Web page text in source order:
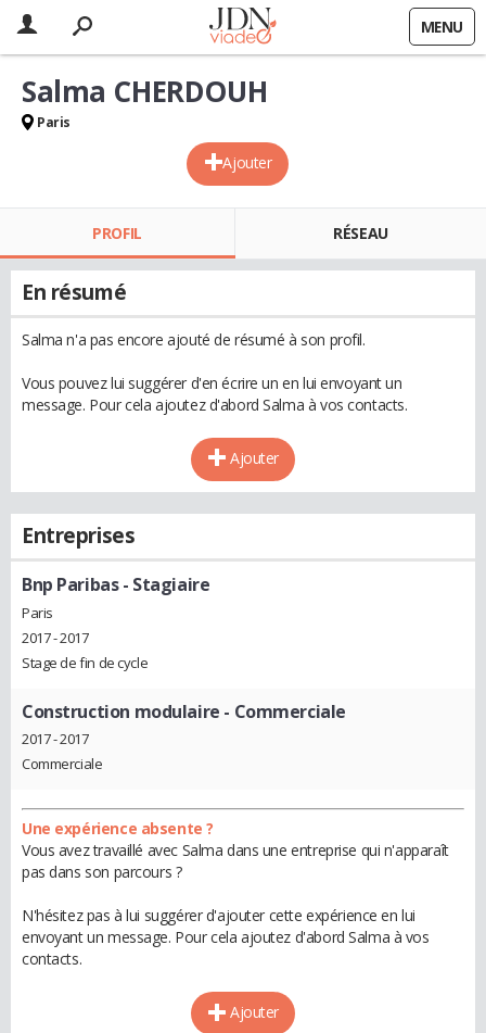
MENU
Ajouter
Salma CHERDOUH
Paris
PROFIL RÉSEAU
En résumé
Salma n'a pas encore ajouté de résumé à son profil.
Vous pouvez lui suggérer d'en écrire un en lui envoyant un
message. Pour cela ajoutez d'abord Salma à vos contacts.
Ajouter
Entreprises
Bnp Paribas- Stagiaire
Paris
2017 - 2017
Stage de fin de cycle
Construction modulaire - Commerciale
2017 - 2017
Commerciale
Une expérience absente ?
Vous avez travaillé avec Salma dans une entreprise qui n'apparaît
pas dans son parcours ?
N'hésitez pas à lui suggérer d'ajouter cette expérience en lui
envoyant un message. Pour cela ajoutez d'abord Salma à vos
contacts.
Ajouter